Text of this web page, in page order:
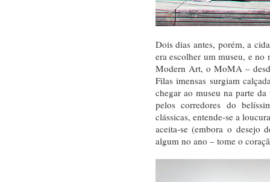
Dois dias antes, porém, a
era escolher um museu, e
Modern Art, o MoMA –
Filas imensas surgiam
chegar ao museu na parte
pelos corredores do
clássicas, entende-se a
aceita-se (embora o desejo
algum no ano – tome o